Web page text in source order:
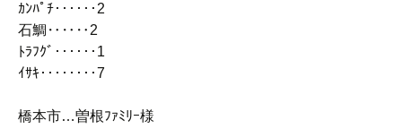
ｶﾝﾊﾟﾁ‥‥‥2
石鯛‥‥‥2
ﾄﾗﾌｸﾞ‥‥‥1
ｲｻｷ‥‥‥‥7
橋本市…曽根ﾌｧﾐﾘｰ様